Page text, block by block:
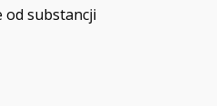
od substancji